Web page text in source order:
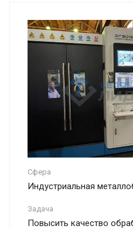
Сфера
Индустриальная
Задача
Повысить качество